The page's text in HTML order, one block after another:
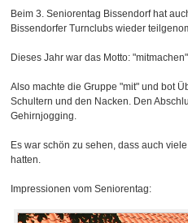
Beim 3. Seniorentag Bissendorf hat
Bissendorfer Turnclubs wieder
Dieses Jahr war das Motto: "mitmachen"
Also machte die Gruppe "mit" und bot
Schultern und den Nacken. Den
Gehirnjogging.
Es war schön zu sehen, dass auch
hatten.
Impressionen vom Seniorentag: